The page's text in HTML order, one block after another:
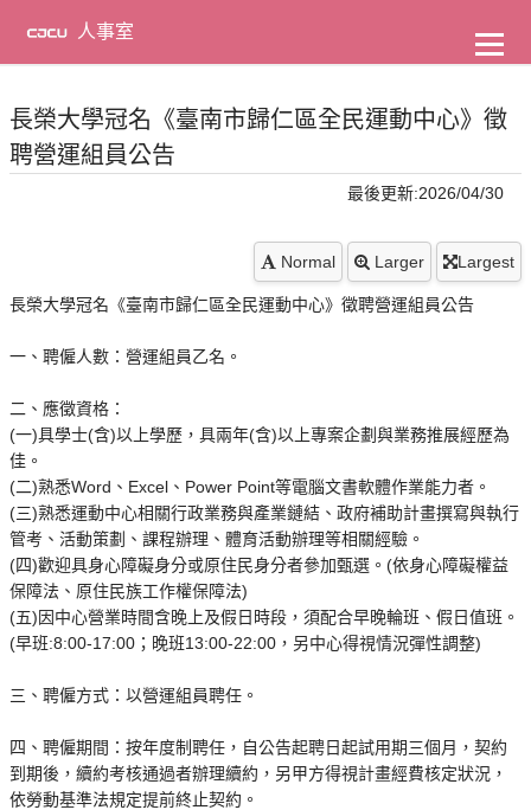
主
容
人事室
長榮大學冠名《臺南市歸仁區全民運動中心》徵
聘營運組員公告
最後更新:2026/04/30
Normal Larger Largest
長榮大學冠名《臺南市歸仁區全民運動中心》徵聘營運組員公告
一、聘僱人數：營運組員乙名。
二、應徵資格：
(一)具學士(含)以上學歷，具兩年(含)以上專案企劃與業務推展經歷為
佳。
(二)熟悉Word、Excel、Power Point等電腦文書軟體作業能力者。
(三)熟悉運動中心相關行政業務與產業鏈結、政府補助計畫撰寫與執行
管考、活動策劃、課程辦理、體育活動辦理等相關經驗。
(四)歡迎具身心障礙身分或原住民身分者參加甄選。(依身心障礙權益
保障法、原住民族工作權保障法)
(五)因中心營業時間含晚上及假日時段，須配合早晚輪班、假日值班。
(早班:8:00-17:00；晚班13:00-22:00，另中心得視情況彈性調整)
三、聘僱方式：以營運組員聘任。
四、聘僱期間：按年度制聘任，自公告起聘日起試用期三個月，契約
到期後，續約考核通過者辦理續約，另甲方得視計畫經費核定狀況，
依勞動基準法規定提前終止契約。